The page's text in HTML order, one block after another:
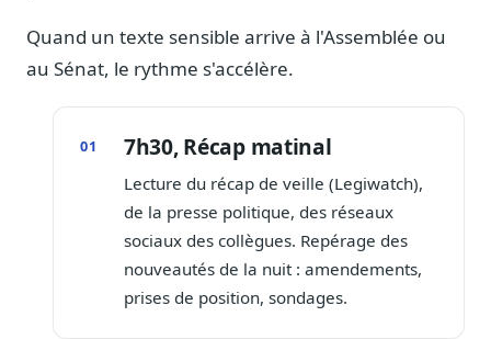
Quand un texte sensible arrive à l'Assemblée ou
au Sénat, le rythme s'accélère.
7h30, Récap matinal
Lecture du récap de veille (Legiwatch),
de la presse politique, des réseaux
sociaux des collègues. Repérage des
nouveautés de la nuit : amendements,
prises de position, sondages.